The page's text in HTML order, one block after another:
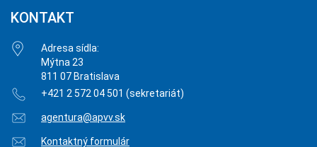
KONTAKT
Adresa sídla:
Mýtna 23
811 07 Bratislava
+421 2 572 04 501 (sekretariát)
agentura@apvv.sk
Kontaktný formulár